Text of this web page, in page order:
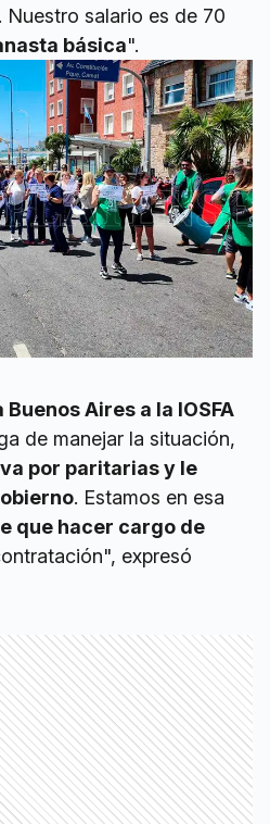
salario es de 70
básica".
Aires a la IOSFA
de manejar la situación,
por paritarias y le
. Estamos en esa
que hacer cargo de
expresó